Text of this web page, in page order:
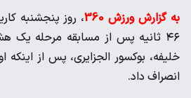
به گزارش ورزش 360
، روز پنجشنبه
۴۶ ثانیه پس از مسابقه مرحله یک
خلیفه، بوکسور الجزایری، پس از
انصراف داد.